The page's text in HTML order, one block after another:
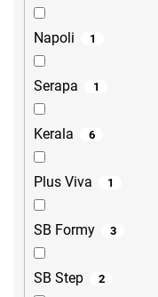
Napoli 1
Serapa 1
Kerala 6
Plus Viva 1
SB Formy 3
SB Step 2